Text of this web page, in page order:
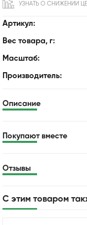
Артикул:
Вес товара, г:
Масштаб:
Производитель:
УЗНАТЬ О СНИЖЕНИИ
Описание
Покупают вместе
Отзывы
С этим товаром